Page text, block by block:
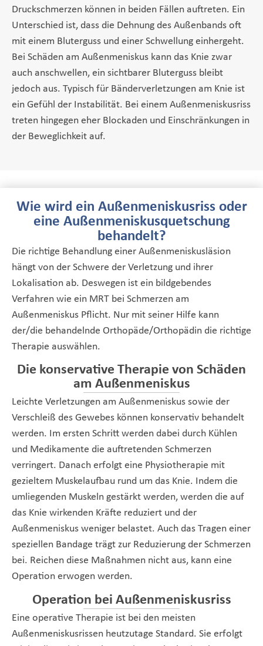
Druckschmerzen können in beiden Fällen auftreten. Ein
Unterschied ist, dass die Dehnung des Außenbands oft
mit einem Bluterguss und einer Schwellung einhergeht.
Bei Schäden am Außenmeniskus kann das Knie zwar
auch anschwellen, ein sichtbarer Bluterguss bleibt
jedoch aus. Typisch für Bänderverletzungen am Knie ist
ein Gefühl der Instabilität. Bei einem Außenmeniskusriss
treten hingegen eher Blockaden und Einschränkungen in
der Beweglichkeit auf.
Wie wird ein Außenmeniskusriss oder
eine Außenmeniskusquetschung
behandelt?
Die richtige Behandlung einer Außenmeniskusläsion
hängt von der Schwere der Verletzung und ihrer
Lokalisation ab. Deswegen ist ein bildgebendes
Verfahren wie ein MRT bei Schmerzen am
Außenmeniskus Pflicht. Nur mit seiner Hilfe kann
der/die behandelnde Orthopäde/Orthopädin die richtige
Therapie auswählen.
Die konservative Therapie von Schäden
am Außenmeniskus
Leichte Verletzungen am Außenmeniskus sowie der
Verschleiß des Gewebes können konservativ behandelt
werden. Im ersten Schritt werden dabei durch Kühlen
und Medikamente die auftretenden Schmerzen
verringert. Danach erfolgt eine Physiotherapie mit
gezieltem Muskelaufbau rund um das Knie. Indem die
umliegenden Muskeln gestärkt werden, werden die auf
das Knie wirkenden Kräfte reduziert und der
Außenmeniskus weniger belastet. Auch das Tragen einer
speziellen Bandage trägt zur Reduzierung der Schmerzen
bei. Reichen diese Maßnahmen nicht aus, kann eine
Operation erwogen werden.
Operation bei Außenmeniskusriss
Eine operative Therapie ist bei den meisten
Außenmeniskusrissen heutzutage Standard. Sie erfolgt